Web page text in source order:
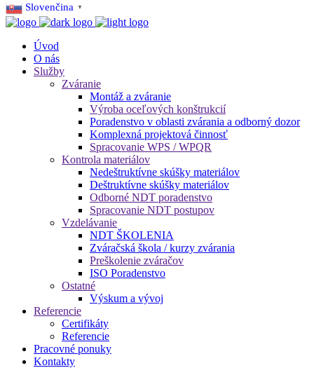
Slovenčina ▼
Úvod
O nás
Služby
Zváranie
Montáž a zváranie
Výroba oceľových konštrukcií
Poradenstvo v oblasti zvárania a odborný dozor
Komplexná projektová činnosť
Spracovanie WPS / WPQR
Kontrola materiálov
Nedeštruktívne skúšky materiálov
Deštruktívne skúšky materiálov
Odborné NDT poradenstvo
Spracovanie NDT postupov
Vzdelávanie
NDT ŠKOLENIA
Zváračská škola / kurzy zvárania
Preškolenie zváračov
ISO Poradenstvo
Ostatné
Výskum a vývoj
Referencie
Certifikáty
Referencie
Pracovné ponuky
Kontakty